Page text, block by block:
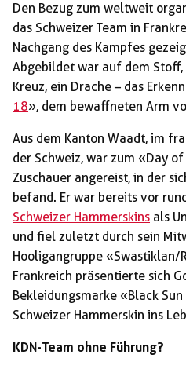
Den Bezug zum weltweit
das Schweizer Team in
Nachgang des Kampfes
Abgebildet war auf dem Stoff,
Kreuz, ein Drache – das
18», dem bewaffneten Arm
Aus dem Kanton Waadt, im
der Schweiz, war zum «Day
Zuschauer angereist, in der
befand. Er war bereits vor
Schweizer Hammerskins als
und fiel zuletzt durch sein
Hooligangruppe «Swastiklan/
Frankreich präsentierte sich
Bekleidungsmarke «Black
Schweizer Hammerskin ins
KDN-Team ohne Führung?